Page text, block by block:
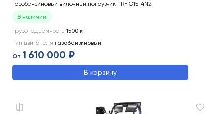
Газобензиновый вилочный погрузчик TRF G15-4N2
В наличии
Грузоподъемность 1500 кг
Тип двигателя газобензиновый
От 1 610 000 ₽
В корзину